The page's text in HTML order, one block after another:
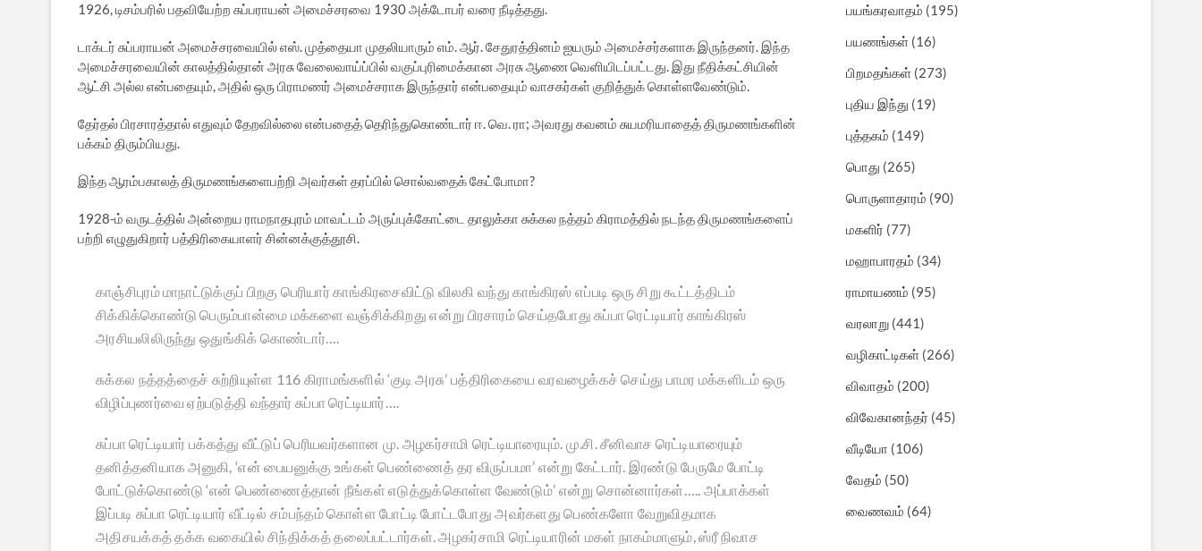
1926, டிசம்பரில் பதவியேற்ற சுப்பராயன் அமைச்சரவை 1930 அக்டோபர் வரை நீடித்தது.
டாக்டர் சுப்பராயன் அமைச்சரவையில் எஸ். முத்தையா முதலியாரும் எம். ஆர். சேதுரத்தினம் ஐயரும் அமைச்சர்களாக இருந்தனர். இந்த
அமைச்சரவையின் காலத்தில்தான் அரசு வேலைவாய்ப்பில் வகுப்புரிமைக்கான அரசு ஆணை வெளியிடப்பட்டது. இது நீதிக்கட்சியின்
ஆட்சி அல்ல என்பதையும், அதில் ஒரு பிராமணர் அமைச்சராக இருந்தார் என்பதையும் வாசகர்கள் குறித்துக் கொள்ளவேண்டும்.
தேர்தல் பிரசாரத்தால் எதுவும் தேறவில்லை என்பதைத் தெரிந்துகொண்டார் ஈ. வெ. ரா; அவரது கவனம் சுயமரியாதைத் திருமணங்களின்
பக்கம் திரும்பியது.
இந்த ஆரம்பகாலத் திருமணங்களைபற்றி அவர்கள் தரப்பில் சொல்வதைக் கேட்போமா?
1928-ம் வருடத்தில் அன்றைய ராமநாதபுரம் மாவட்டம் அருப்புக்கோட்டை தாலுக்கா சுக்கல நத்தம் கிராமத்தில் நடந்த திருமணங்களைப்
பற்றி எழுதுகிறார் பத்திரிகையாளர் சின்னக்குத்தூசி.
காஞ்சிபுரம் மாநாட்டுக்குப் பிறகு பெரியார் காங்கிரசைவிட்டு விலகி வந்து காங்கிரஸ் எப்படி ஒரு சிறு கூட்டத்திடம்
சிக்கிக்கொண்டு பெரும்பான்மை மக்களை வஞ்சிக்கிறது என்று பிரசாரம் செய்தபோது சுப்பா ரெட்டியார் காங்கிரஸ்
அரசியலிலிருந்து ஒதுங்கிக் கொண்டார்….
சுக்கல நத்தத்தைச் சுற்றியுள்ள 116 கிராமங்களில் ‘குடி அரசு’ பத்திரிகையை வரவழைக்கச் செய்து பாமர மக்களிடம் ஒரு
விழிப்புணர்வை ஏற்படுத்தி வந்தார் சுப்பா ரெட்டியார்….
சுப்பா ரெட்டியார் பக்கத்து வீட்டுப் பெரியவர்களான மு. அழகர்சாமி ரெட்டியாரையும். மு.சி. சீனிவாச ரெட்டியாரையும்
தனித்தனியாக அனுகி, ‘என் பையனுக்கு உங்கள் பெண்ணைத் தர விருப்பமா’ என்று கேட்டார். இரண்டு பேருமே போட்டி
போட்டுக்கொண்டு ‘என் பெண்ணைத்தான் நீங்கள் எடுத்துக்கொள்ள வேண்டும்’ என்று சொன்னார்கள்….. அப்பாக்கள்
இப்படி சுப்பா ரெட்டியார் வீட்டில் சம்பந்தம் கொள்ள போட்டி போட்டபோது அவர்களது பெண்களோ வேறுவிதமாக
அதிசயக்கத் தக்க வகையில் சிந்திக்கத் தலைப்பட்டார்கள். அழகர்சாமி ரெட்டியாரின் மகள் நாகம்மாளும், ஸ்ரீ நிவாச
பயங்கரவாதம் (195)
பயணங்கள் (16)
பிறமதங்கள் (273)
புதிய இந்து (19)
புத்தகம் (149)
பொது (265)
பொருளாதாரம் (90)
மகளிர் (77)
மஹாபாரதம் (34)
ராமாயணம் (95)
வரலாறு (441)
வழிகாட்டிகள் (266)
விவாதம் (200)
விவேகானந்தர் (45)
வீடியோ (106)
வேதம் (50)
வைணவம் (64)